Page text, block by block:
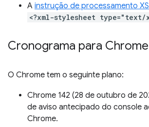
A instrução de processamento
<?xml-stylesheet
Cronograma para Chrome
O Chrome tem o seguinte plano:
Chrome 142 (28 de outubro de
de aviso antecipado do console
Chrome.